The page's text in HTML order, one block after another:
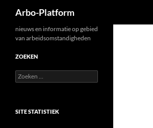
Arbo-Platform
nieuws en informatie op gebied
van arbeidsomstandigheden
ZOEKEN
Zoeken
naar:
SITE STATISTIEK